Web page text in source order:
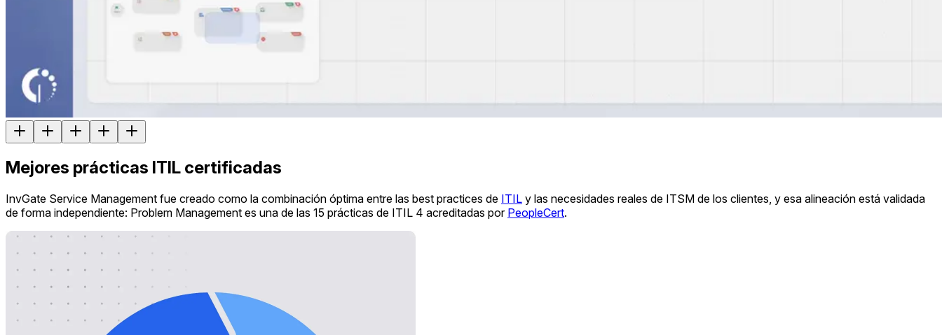
Mejores prácticas ITIL certificadas
InvGate Service Management fue creado como la combinación óptima entre las best practices de ITIL y las necesidades reales de ITSM de los clientes, y esa alineación está validada
de forma independiente: Problem Management es una de las 15 prácticas de ITIL 4 acreditadas por PeopleCert.